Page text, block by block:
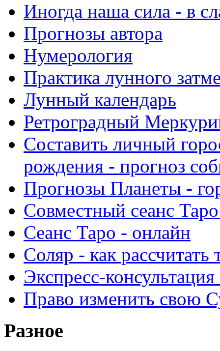
Иногда наша сила - в
Прогнозы автора
Нумерология
Практика лунного
Лунный календарь
Ретроградный
Составить личный
рождения - прогноз
Прогнозы Планеты -
Совместный сеанс
Сеанс Таро - онлайн
Соляр - как
Экспресс-
Право изменить свою
Разное